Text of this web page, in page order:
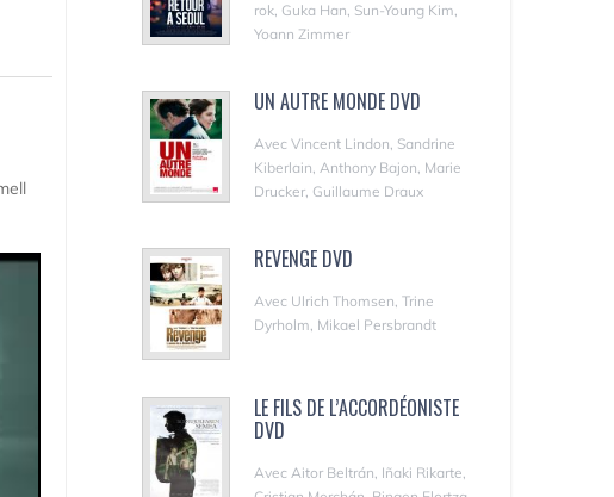
rok, Guka Han, Sun-Young Kim,
Yoann Zimmer
UN AUTRE MONDE DVD
Avec Vincent Lindon, Sandrine
Kiberlain, Anthony Bajon, Marie
Drucker, Guillaume Draux
REVENGE DVD
Avec Ulrich Thomsen, Trine
Dyrholm, Mikael Persbrandt
LE FILS DE L’ACCORDÉONISTE
DVD
Avec Aitor Beltrán, Iñaki Rikarte,